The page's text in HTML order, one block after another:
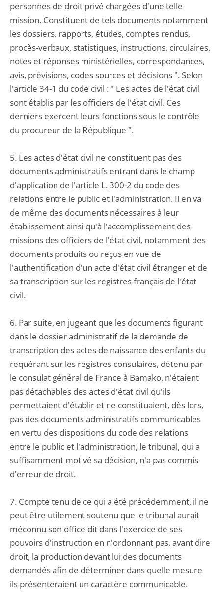
personnes de droit privé chargées d'une telle
mission. Constituent de tels documents notamment
les dossiers, rapports, études, comptes rendus,
procès-verbaux, statistiques, instructions, circulaires,
notes et réponses ministérielles, correspondances,
avis, prévisions, codes sources et décisions ". Selon
l'article 34-1 du code civil : " Les actes de l'état civil
sont établis par les officiers de l'état civil. Ces
derniers exercent leurs fonctions sous le contrôle
du procureur de la République ".
5. Les actes d'état civil ne constituent pas des
documents administratifs entrant dans le champ
d'application de l'article L. 300-2 du code des
relations entre le public et l'administration. Il en va
de même des documents nécessaires à leur
établissement ainsi qu'à l'accomplissement des
missions des officiers de l'état civil, notamment des
documents produits ou reçus en vue de
l'authentification d'un acte d'état civil étranger et de
sa transcription sur les registres français de l'état
civil.
6. Par suite, en jugeant que les documents figurant
dans le dossier administratif de la demande de
transcription des actes de naissance des enfants du
requérant sur les registres consulaires, détenu par
le consulat général de France à Bamako, n'étaient
pas détachables des actes d'état civil qu'ils
permettaient d'établir et ne constituaient, dès lors,
pas des documents administratifs communicables
en vertu des dispositions du code des relations
entre le public et l'administration, le tribunal, qui a
suffisamment motivé sa décision, n'a pas commis
d'erreur de droit.
7. Compte tenu de ce qui a été précédemment, il ne
peut être utilement soutenu que le tribunal aurait
méconnu son office dit dans l'exercice de ses
pouvoirs d'instruction en n'ordonnant pas, avant dire
droit, la production devant lui des documents
demandés afin de déterminer dans quelle mesure
ils présenteraient un caractère communicable.